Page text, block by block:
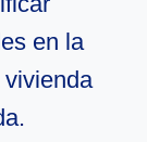
en la